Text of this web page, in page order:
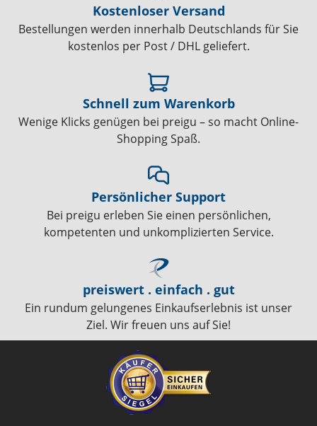
Kostenloser Versand
Bestellungen werden innerhalb Deutschlands für Sie
kostenlos per Post / DHL geliefert.
Schnell zum Warenkorb
Wenige Klicks genügen bei preigu – so macht Online-
Shopping Spaß.
Persönlicher Support
Bei preigu erleben Sie einen persönlichen,
kompetenten und unkomplizierten Service.
preiswert . einfach . gut
Ein rundum gelungenes Einkaufserlebnis ist unser
Ziel. Wir freuen uns auf Sie!